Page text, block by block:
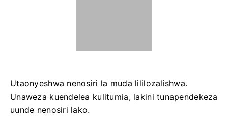
Utaonyeshwa nenosiri la muda lililozalishwa.
Unaweza kuendelea kulitumia, lakini tunapendekeza
uunde nenosiri lako.